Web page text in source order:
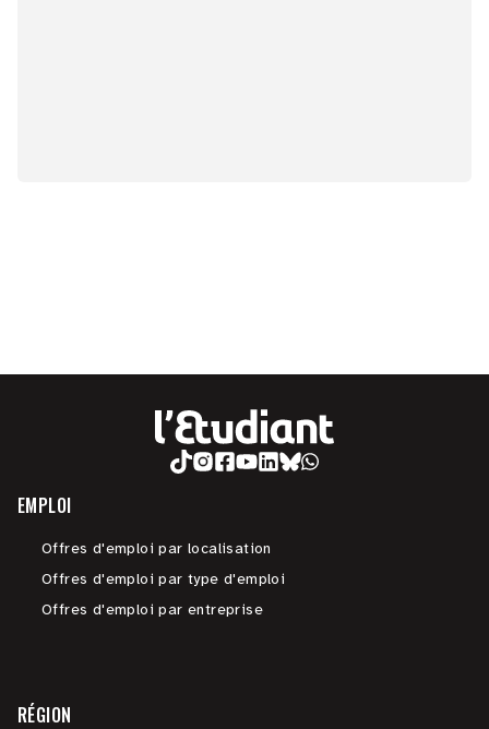
EMPLOI
Offres d'emploi par localisation
Offres d'emploi par type d'emploi
Offres d'emploi par entreprise
RÉGION